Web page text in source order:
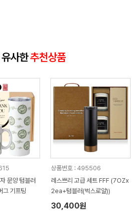
사한추천상품
문양 텀블러
그 기프팅
상품번호 : 495506
레스쁘리 고급 세트 FFF (7OZx
2ea+텀블러(벅스로얄))
30,400원